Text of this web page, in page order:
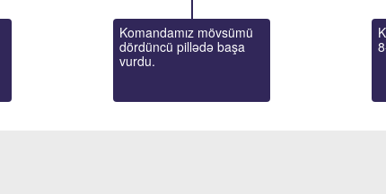
Komandamız mövsümü
dördüncü pillədə başa
vurdu.